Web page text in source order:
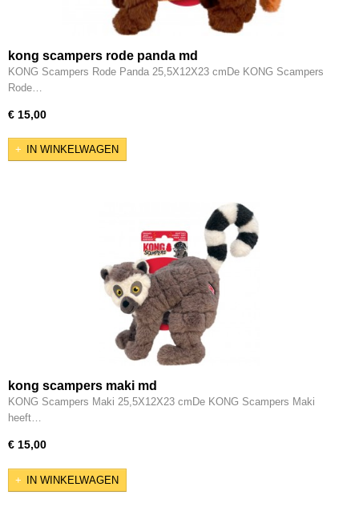
kong scampers rode panda md
KONG Scampers Rode Panda 25,5X12X23 cmDe KONG Scampers
Rode…
€ 15,00
IN WINKELWAGEN
kong scampers maki md
KONG Scampers Maki 25,5X12X23 cmDe KONG Scampers Maki
heeft…
€ 15,00
IN WINKELWAGEN